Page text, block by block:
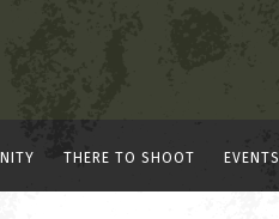
THERE TO SHOOT EVENTS